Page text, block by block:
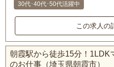
30代･40代･50代活躍中
この求人の
朝霞駅から徒歩15分！1LDK
のお仕事（埼玉県朝霞市）